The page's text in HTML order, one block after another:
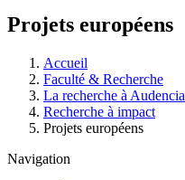
Projets européens
d'Ariane
Accueil
Faculté & Recherche
La recherche à Audencia
Recherche à impact
Projets européens
Navigation